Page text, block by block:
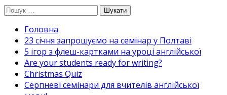
Перейти
вмісту
Пошук:
Головна
23 січня запрошуємо на семінар у Полтаві
5 ігор з флеш-картками на уроці англійської
Are your students ready for writing?
Christmas Quiz
Cерпневі семінари для вчителів англійської